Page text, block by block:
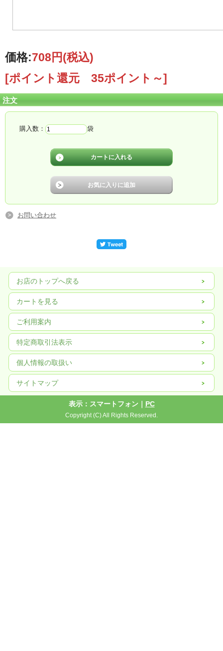
価格:708円(税込)
[ポイント還元 35ポイント～]
注文
購入数： 袋
お問い合わせ
お店のトップへ戻る
カートを見る
ご利用案内
特定商取引法表示
個人情報の取扱い
サイトマップ
表示：スマートフォン｜ PC
Copyright (C) All Rights Reserved.